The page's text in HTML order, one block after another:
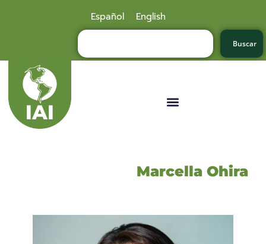
Español English
Buscar
Marcella Ohira